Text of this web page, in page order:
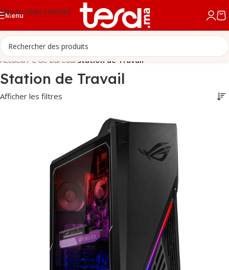
Skip to main content
Menu
Accueil/ PC de bureau/ Station de Travail
Station de Travail
Afficher les filtres